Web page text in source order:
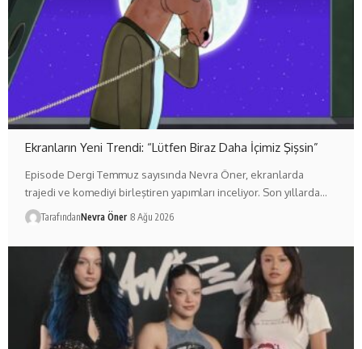
Ekranların Yeni Trendi: “Lütfen Biraz Daha İçimiz Şişsin”
Episode Dergi Temmuz sayısında Nevra Öner, ekranlarda
trajedi ve komediyi birleştiren yapımları inceliyor. Son yıllarda…
TarafındanNevra Öner 8 Ağu 2026